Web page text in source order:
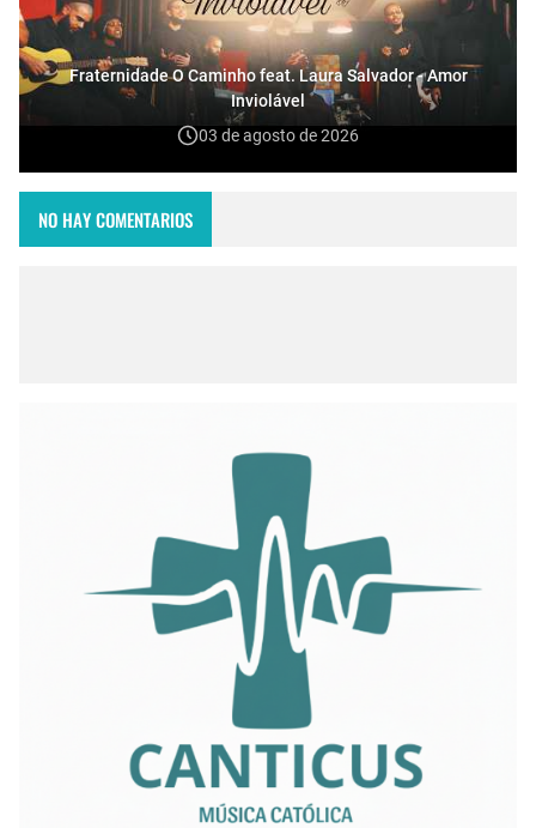
Fraternidade O Caminho feat. Laura Salvador - Amor
Inviolável
03 de agosto de 2026
NO HAY COMENTARIOS